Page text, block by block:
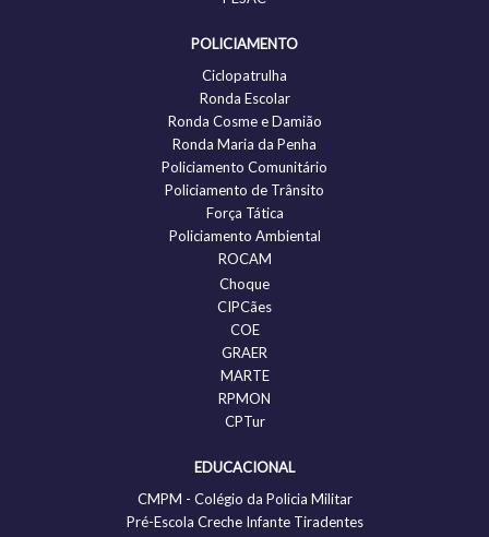
POLICIAMENTO
Ciclopatrulha
Ronda Escolar
Ronda Cosme e Damião
Ronda Maria da Penha
Policiamento Comunitário
Policiamento de Trânsito
Força Tática
Policiamento Ambiental
ROCAM
Choque
CIPCães
COE
GRAER
MARTE
RPMON
CPTur
EDUCACIONAL
CMPM - Colégio da Policia Militar
Pré-Escola Creche Infante Tiradentes